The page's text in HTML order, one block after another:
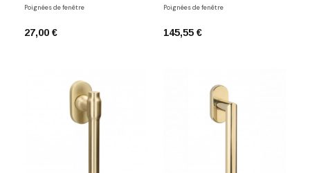
Poignées de fenêtre
27,00 €
Poignées de fenêtre
145,55 €